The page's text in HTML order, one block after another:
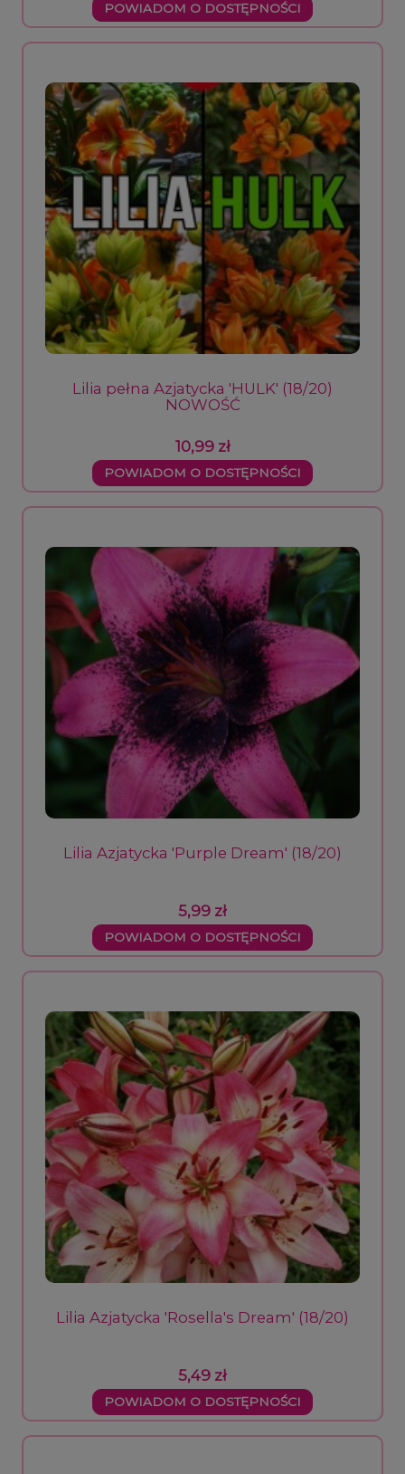
POWIADOM O DOSTĘPNOŚCI
Lilia pełna Azjatycka 'HULK' (18/20)
NOWOŚĆ
10,99 zł
POWIADOM O DOSTĘPNOŚCI
Lilia Azjatycka 'Purple Dream' (18/20)
5,99 zł
POWIADOM O DOSTĘPNOŚCI
Lilia Azjatycka 'Rosella's Dream' (18/20)
5,49 zł
POWIADOM O DOSTĘPNOŚCI